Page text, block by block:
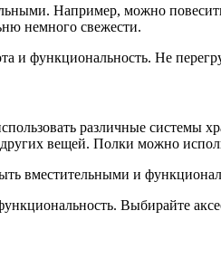
Например, можно повесить
немного свежести.
и функциональность. Не
различные системы
вещей. Полки можно
вместительными и
Выбирайте